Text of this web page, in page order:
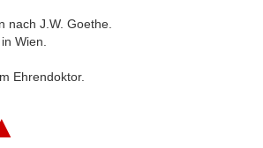
nach J.W. Goethe.
Wien.
Ehrendoktor.